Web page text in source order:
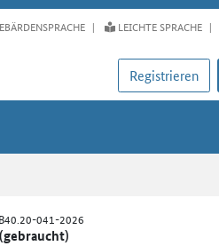
LEICHTE SPRACHE
Registrieren
041-2026